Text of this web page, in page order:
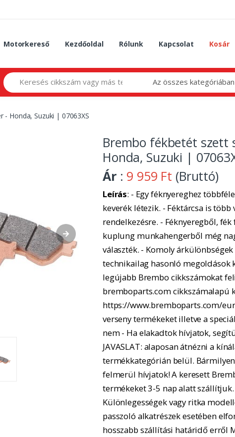
Motorkereső Kezdőoldal Rólunk Kapcsolat Kosár
Search Az összes kategóriában
Honda, Suzuki | 07063XS
Brembo fékbetét szett
Honda, Suzuki |
Ár : 9 959 Ft (Bruttó)
Leírás: - Egy féknyereghez
keverék létezik. - Féktárcsa is több
rendelkezésre. - Féknyeregből,
kuplung munkahengerből még
választék. - Komoly
technikailag hasonló megoldások
legújabb Brembo cikkszámokat
bremboparts.com cikkszámalapú
https://www.bremboparts.com/
verseny termékeket illetve a
nem - Ha elakadtok hívjatok,
JAVASLAT: alaposan átnézni a
termékkategórián belül.
felmerül hívjatok! A keresett
termékeket 3-5 nap alatt szállítjuk.
Különlegességek vagy ritka
passzoló alkatrészek esetében
hosszabb szállítási határidő erről